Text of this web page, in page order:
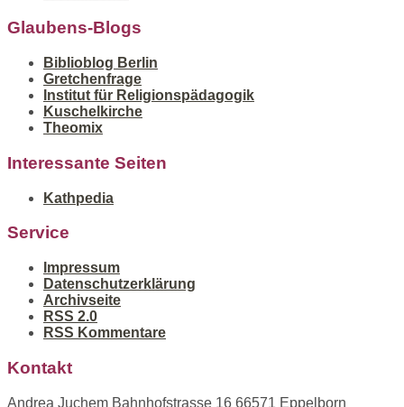
Glaubens-Blogs
Biblioblog Berlin
Gretchenfrage
Institut für Religionspädagogik
Kuschelkirche
Theomix
Interessante Seiten
Kathpedia
Service
Impressum
Datenschutzerklärung
Archivseite
RSS 2.0
RSS Kommentare
Kontakt
Andrea Juchem Bahnhofstrasse 16 66571 Eppelborn